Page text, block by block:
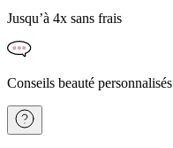
Jusqu’à 4x sans frais
Conseils beauté personnalisés